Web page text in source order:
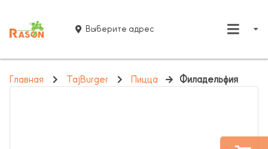
Выберите адрес
Главная TajBurger Пицца Филадельфия